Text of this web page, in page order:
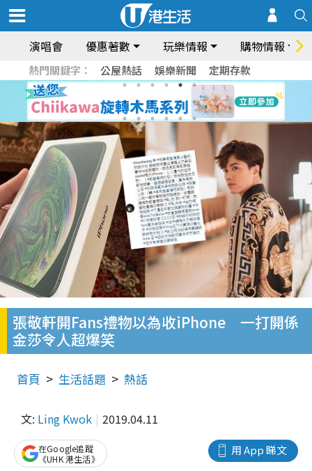
演唱會 優惠著數 玩樂情報 購物情報
熱門關鍵字： 公屋熱話 娛樂新聞 定期存款
張敬軒開Fans禮物以為收iPhone 一打開係
金莎令人超爆笑
首頁 生活話題 熱話
文: Ling Kwok 2019.04.11
用 App 睇文
在Google追蹤
《UHK 港生活》